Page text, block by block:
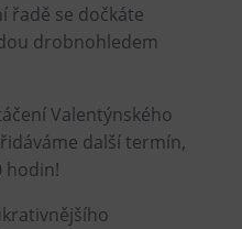
Landek
řadě se dočkáte
drobnohledem
Valentýnského
další termín,
hodin!